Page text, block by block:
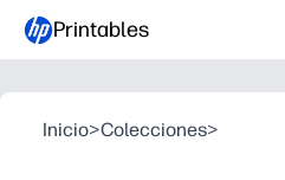
Printables
Inicio>Colecciones>